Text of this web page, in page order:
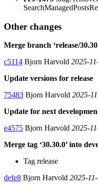
Other changes
Merge branch ‘release/
c5114 Bjorn Harvold 2025-
Update versions for release
75483 Bjorn Harvold 2025-
Update for next
e4575 Bjorn Harvold 2025-
Merge tag ‘30.30.0’ into
Tag release
defe8 Bjorn Harvold 2025-